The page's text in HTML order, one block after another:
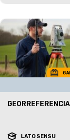
LATO SENSU